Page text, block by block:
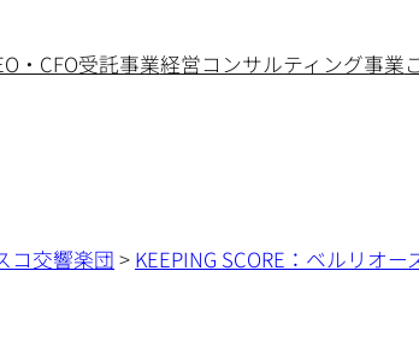
・CFO受託事業経営コンサルティング事業
コ交響楽団 > KEEPING SCORE：ベルリオ